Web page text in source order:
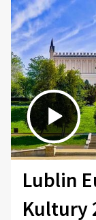
Lublin
Kultury